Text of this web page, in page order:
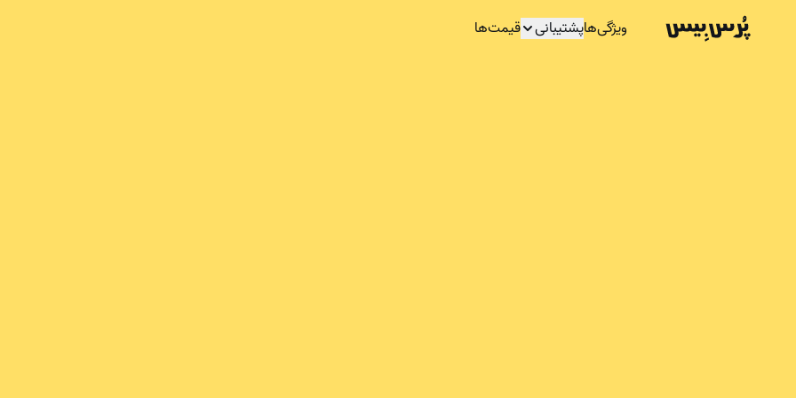
ویژگی‌هاپشتیبانی قیمت‌ها